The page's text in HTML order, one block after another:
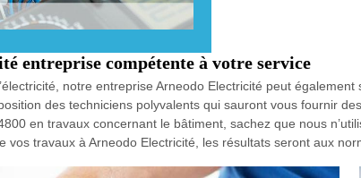
entreprise compétente à votre service
notre entreprise Arneodo Electricité peut
des techniciens polyvalents qui sauront vous fournir
en travaux concernant le bâtiment, sachez que nous
vos travaux à Arneodo Electricité, les résultats seront aux